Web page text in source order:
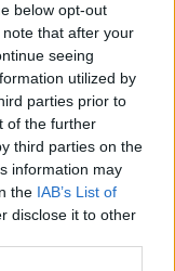
below opt-out
that after your
seeing
utilized by
parties prior to
of the further
third parties on the
information may
the IAB’s List of
disclose it to other
français
Warszawa